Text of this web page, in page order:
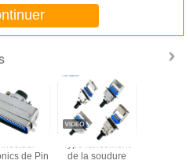
de Pin
Type lancement
de la soudure